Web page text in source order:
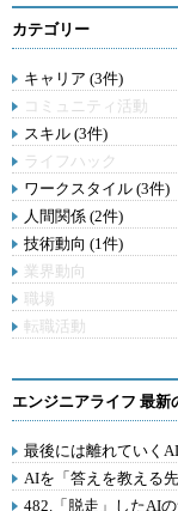
カテゴリー
キャリア (3件)
コミュニティ活動
スキル (3件)
ライフハック
ワークスタイル (3件)
人間関係 (2件)
技術動向 (1件)
業界動向
職場
転職活動
エンジニアライフ 最新
最後には離れていくAI
AIを「答えを教える
482.「脱走」したAI